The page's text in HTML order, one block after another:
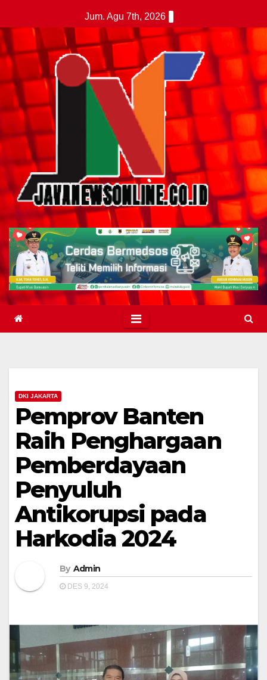
to
content
Jum. Agu 7th, 2026
DKI JAKARTA
Pemprov Banten
Raih Penghargaan
Pemberdayaan
Penyuluh
Antikorupsi pada
Harkodia 2024
By Admin
DES 9, 2024